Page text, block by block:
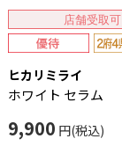
店舗受取可
ヒカリミライ
ホワイト セラム
9,900 円(税込)